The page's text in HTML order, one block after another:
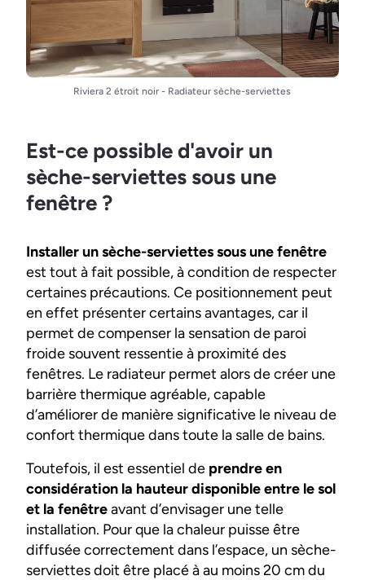
Riviera 2 étroit noir - Radiateur sèche-serviettes
Est-ce possible d'avoir un
sèche-serviettes sous une
fenêtre ?
Installer un sèche-serviettes sous une fenêtre
est tout à fait possible, à condition de respecter
certaines précautions. Ce positionnement peut
en effet présenter certains avantages, car il
permet de compenser la sensation de paroi
froide souvent ressentie à proximité des
fenêtres. Le radiateur permet alors de créer une
barrière thermique agréable, capable
d’améliorer de manière significative le niveau de
confort thermique dans toute la salle de bains.
Toutefois, il est essentiel de prendre en
considération la hauteur disponible entre le sol
et la fenêtreavant d’envisager une telle
installation. Pour que la chaleur puisse être
diffusée correctement dans l’espace, un sèche-
serviettes doit être placé à au moins 20 cm du